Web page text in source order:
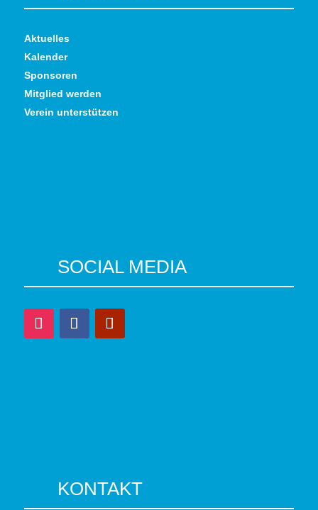
Aktuelles
Kalender
Sponsoren
Mitglied werden
Verein unterstützen
SOCIAL MEDIA
KONTAKT